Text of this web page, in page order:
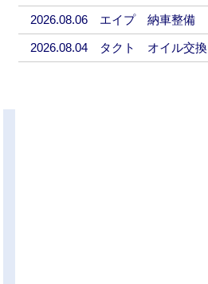
2026.08.06 エイプ 納車整備
2026.08.04 タクト オイル交換